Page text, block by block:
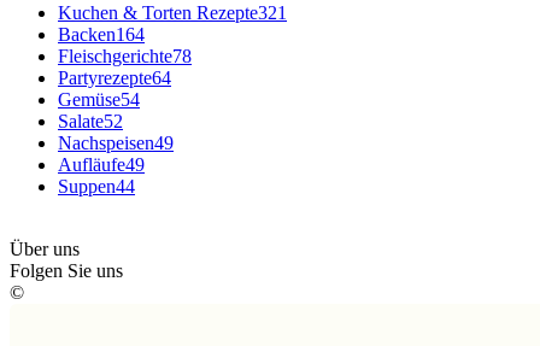
Kuchen & Torten Rezepte321
Backen164
Fleischgerichte78
Partyrezepte64
Gemüse54
Salate52
Nachspeisen49
Aufläufe49
Suppen44
Über uns
Folgen Sie uns
©